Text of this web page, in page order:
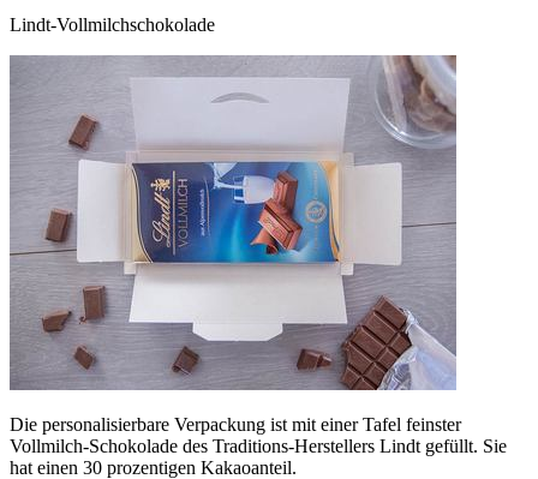
Lindt-Vollmilchschokolade
Die personalisierbare Verpackung ist mit einer Tafel feinster
Vollmilch-Schokolade des Traditions-Herstellers Lindt gefüllt. Sie
hat einen 30 prozentigen Kakaoanteil.